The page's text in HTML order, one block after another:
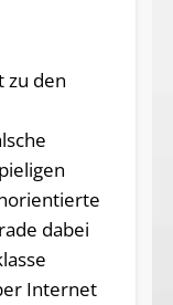
zu den
dabei
Internet